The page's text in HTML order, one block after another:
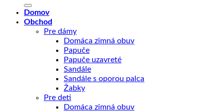
Domov
Obchod
Pre dámy
Domáca zimná obuv
Papuče
Papuče uzavreté
Sandále
Sandále s oporou palca
Žabky
Pre deti
Domáca zimná obuv